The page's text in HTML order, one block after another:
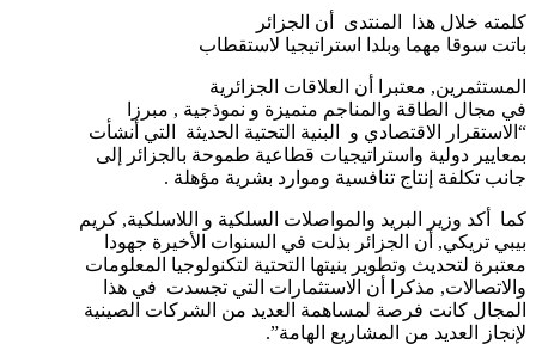
كلمته خلال هذا المنتدى أن الجزائر
باتت سوقا مهما وبلدا استراتيجيا لاستقطاب
المستثمرين, معتبرا أن العلاقات الجزائرية
في مجال الطاقة والمناجم متميزة و نموذجية , مبرزا
“الاستقرار الاقتصادي و البنية التحتية الحديثة التي أنشأت
بمعايير دولية واستراتيجيات قطاعية طموحة بالجزائر إلى
جانب تكلفة إنتاج تنافسية وموارد بشرية مؤهلة .
كما أكد وزير البريد والمواصلات السلكية و اللاسلكية, كريم
بيبي تريكي, أن الجزائر بذلت في السنوات الأخيرة جهودا
معتبرة لتحديث وتطوير بنيتها التحتية لتكنولوجيا المعلومات
والاتصالات, مذكرا أن الاستثمارات التي تجسدت في هذا
المجال كانت فرصة لمساهمة العديد من الشركات الصينية
لإنجاز العديد من المشاريع الهامة”.